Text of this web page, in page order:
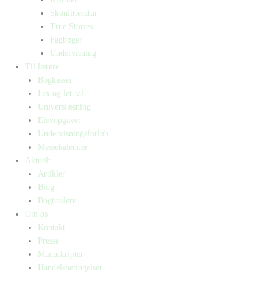
Skønlitteratur
True Stories
Fagbøger
Undervisning
Til lærere
Bogkasser
Lix og let-tal
Universlæsning
Elevopgaver
Undervisningsforløb
Messekalender
Aktuelt
Artikler
Blog
Bogtrailere
Om os
Kontakt
Presse
Manuskripter
Handelsbetingelser